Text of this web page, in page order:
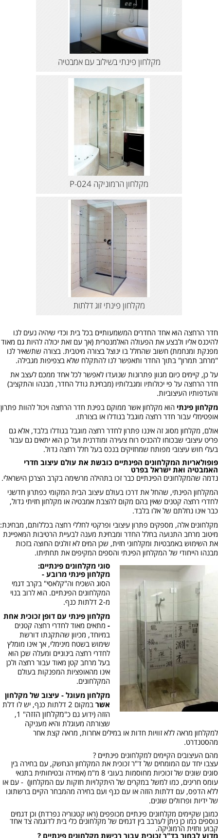
מקלחון פינתי בשילוב עם אמבטיה
מקלחון הרמוניקה P-024
מקלחון פינתי זוג דלתות
חדר הרחצה הוא אחד החדרים המשמעותיים בכל בית וכדי שיהיה נעים לנו
להיכנס אליו ולבצע את הפעולה האלמנטרית (אך עם זאת יכולה להיות גם מאוד
מפנקת ומנחמת) חשוב שהחלל בו ינוצל בצורה מיטבית. בצורה שתשאיר לנו
"מרחב תמרון" בתוך החדר ותאפשר לנו להתקלח שלא בצפיפות מגבילה.
על כן, קיימים כיום מגוון פתרונות שנועדו לאפשר לכל אחד ממכם לעצב את
חדר הרחצה על פי יכולותיו ומגבלותיו (מבחינת גודל החדר, מבנהו והתקציב)
והעדפותיו העיצוביות.
מקלחון פינתי הוא מקלחון אשר ממוקם בפינת חדר הרחצה ויכול להוות פתרון
אופטימלי עבור חדר רחצה מוגבל בגודלו או בצורתו.
אולם, מקלחון מסוג זה איננו פתרון לחדר רחצה מוגבל בגודלו בלבד, אלא גם
פריט עיצובי שבכוחו להכניס רוח צעירה ומודרנית ועל כן הוא יתאים גם עבור
בעלי חוש עיצובי מפותח שמחזיקים בנכס בעל חלל רחצה גדול.
פופולאריות המקלחונים הפינתיים כובשת את עולם עיצוב חדרי
האמבטיה ואת ישראל בפרט
נדמה שהמקלחונים הפינתיים כבר זכו בתהילה מרשימה בקרב הצרכן הישראלי.
המקלחון הפינתי, שהחל את דרכו בעולם עיצוב הבית המקומי כפתרון חדשני
לחדרי רחצה קטנים שאין בהם מקום להצבת אמבטיה או מקלחון חזיתי גדול,
כבר אינו נחלתם של אלו בלבד.
מקלחונים אלה, מספקים פתרון עיצובי ופרקטי לחללי רחצה בכללותם, מבחינת:
מיטוב מרחב התנועה בחלל החדר ומבחינת מענה לבעיית הרטיבות המאפיינת
את השימוש באמבטיות ומקלחוני חזית, שכן המים לא זולגים החוצה בזכות
מבנהו הייחודי של המקלחון הפינתי והספים המקיפים את תחתיתו.
סוגי מקלחונים פינתיים:
מקלחון פינתי מרובע -
הסוג השכיח וה"קלאסי" בקרב דגמי
המקלחונים הפינתיים. הוא לרוב בנוי
מ-2 דלתות כנף.
מקלחון פינתי עם דופן זכוכית אחת
- מתאים מאוד לחדרי רחצה קטנים
במיוחד, מכיוון שהתקנתו דורשת
שימוש בשטח מינימלי, אך אינו מומלץ
לחדרי רחצה בינוניים ומעלה שכן הוא
בעל מרחב קטן מאוד עבור רחצה ולכן
אינו מהאופציות המפנקות בעולם
המקלחונים.
מקלחון מעוגל - עיצוב של מקלחון
אשר
במקום 2 דלתות כנף, יש לו דלת
הזזה (ידוע גם כ"מקלחון הזזה
" 1,
שצורתה מעוגלת והיא מעניקה
למקלחון מראה ללא זוויות חדות או במילים אחרות, מראה קצת אחר
מהסטנדרט.
מהם העיצובים הקיימים למקלחונים פינתיים ?
עצבו יחד עם המומחים של ד"ר זכוכית את המקלחון הנחשק, עם בחירה בין
סוגים שונים של זכוכיות מחוסמות בעובי 8 מ"מ (אמידה ובטיחותית בתנאי
עומס חריגים, כמו למשל במקרים של היתקלויות חזקות עם המקלחון) - עם או
ללא הדפס, עם דלתות הזזה או עם כנף ועם בחירה מהמבחר הקיים ברשתונו
של ידיות ופרזולים שונים.
כמובן שקיימים מקלחונים פינתיים מכופפים (ראו קטגוריה נפרדת) וכן דגמים
נוספים כמו כן ניתן לערבב בין דגמים של מקלחונים כלי בית לדוגמה צד אחד
קבוע וחזית הרמוניקה.